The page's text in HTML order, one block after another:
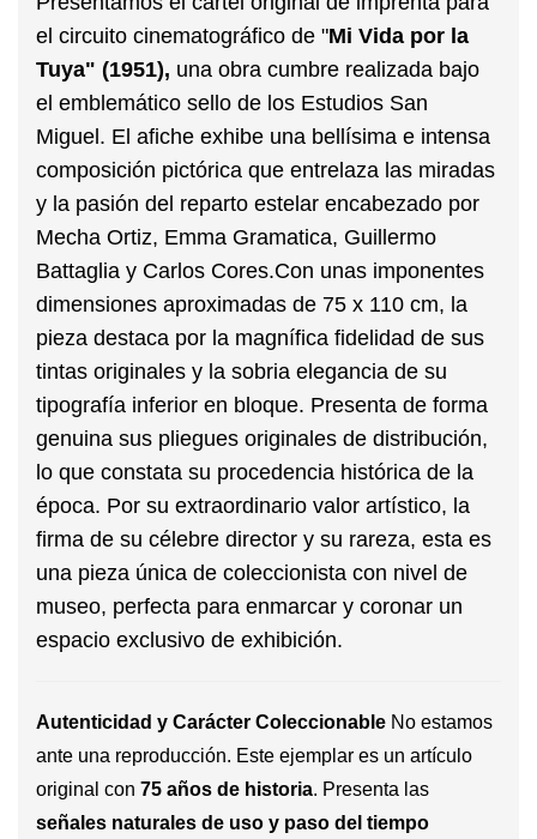
el circuito cinematográfico de "Mi Vida por la
Tuya" (1951), una obra cumbre realizada bajo
el emblemático sello de los Estudios San
Miguel. El afiche exhibe una bellísima e intensa
composición pictórica que entrelaza las miradas
y la pasión del reparto estelar encabezado por
Mecha Ortiz, Emma Gramatica, Guillermo
Battaglia y Carlos Cores.Con unas imponentes
dimensiones aproximadas de 75 x 110 cm, la
pieza destaca por la magnífica fidelidad de sus
tintas originales y la sobria elegancia de su
tipografía inferior en bloque. Presenta de forma
genuina sus pliegues originales de distribución,
lo que constata su procedencia histórica de la
época. Por su extraordinario valor artístico, la
firma de su célebre director y su rareza, esta es
una pieza única de coleccionista con nivel de
museo, perfecta para enmarcar y coronar un
espacio exclusivo de exhibición.
Autenticidad y Carácter Coleccionable No estamos
ante una reproducción. Este ejemplar es un artículo
original con 75 años de historia. Presenta las
señales naturales de uso y paso del tiempo